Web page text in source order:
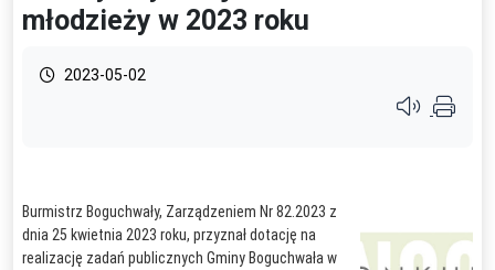
młodzieży w 2023 roku
2023-05-02
Przycisk
Burmistrz Boguchwały, Zarządzeniem Nr 82.2023 z
dnia 25 kwietnia 2023 roku, przyznał dotację na
realizację zadań publicznych Gminy Boguchwała w